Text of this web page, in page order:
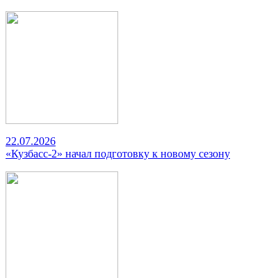
22.07.2026
«Кузбасс-2» начал подготовку к новому сезону